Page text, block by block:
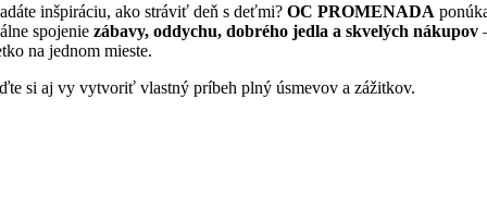
inšpiráciu, ako stráviť deň s deťmi?OC PROMENADA
spojeniezábavy, oddychu, dobrého jedla a skvelých nákupov
na jednom mieste.
si aj vy vytvoriť vlastný príbeh plný úsmevov a zážitkov.